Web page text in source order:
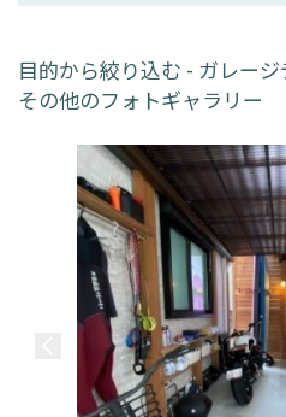
目的から絞り込む - ガレー
その他のフォトギャラリー